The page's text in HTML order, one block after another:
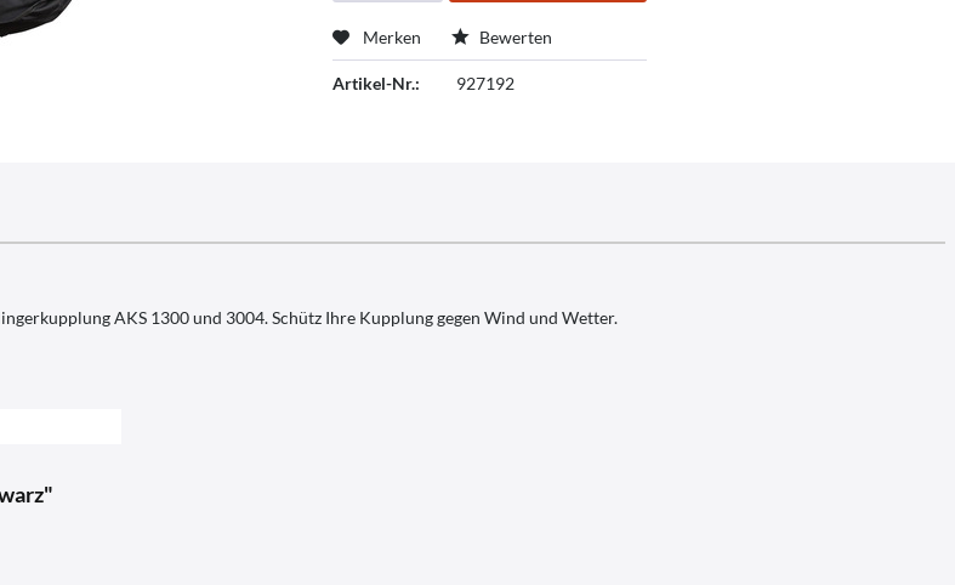
Merken Bewerten
Artikel-Nr.: 927192
AKS 1300 und 3004. Schütz Ihre Kupplung gegen Wind und Wetter.